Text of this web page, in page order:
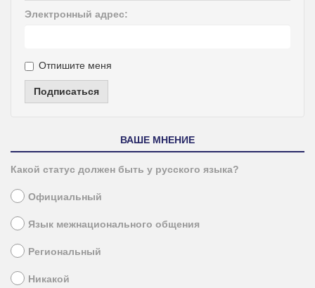
Электронный адрес:
Отпишите меня
Подписаться
ВАШЕ МНЕНИЕ
Какой статус должен быть у русского языка?
Официальный
Язык межнационального общения
Региональный
Никакой